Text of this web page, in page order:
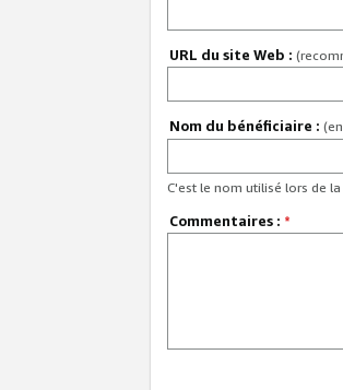
URL du site Web :
Nom du bénéficiaire :
C'est le nom utilisé lors de
Commentaires : *